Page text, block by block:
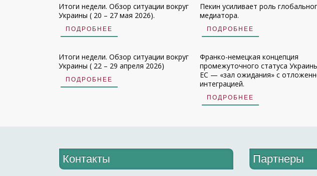
Итоги недели. Обзор ситуации вокруг
Украины ( 20 – 27 мая 2026).
ПОДРОБНЕЕ
Пекин усиливает роль
медиатора.
ПОДРОБНЕЕ
Итоги недели. Обзор ситуации вокруг
Украины ( 22 – 29 апреля 2026)
ПОДРОБНЕЕ
Франко-немецкая концепция
промежуточного статуса
ЕС — «зал ожидания» с
интеграцией.
ПОДРОБНЕЕ
Контакты Партнеры